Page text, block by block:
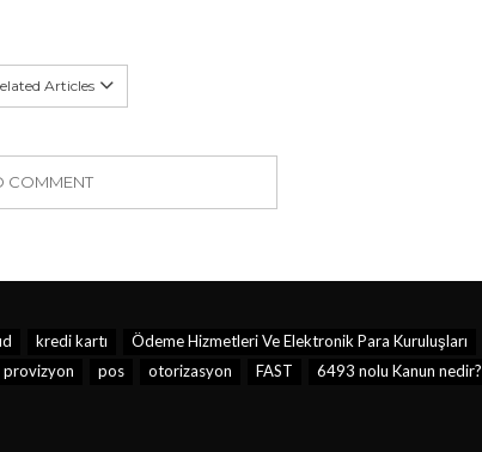
Articles
COMMENT
kredi kartı Ödeme Hizmetleri Ve Elektronik Para Kuruluşları
provizyon pos otorizasyon FAST 6493 nolu Kanun nedir?